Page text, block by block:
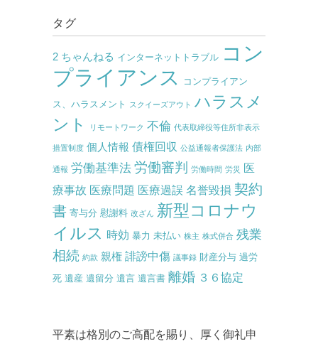
タグ
2 ちゃんねる インターネットトラブル コン
プライアンス
コンプライアン
ス、ハラスメント スクイーズアウト ハラスメ
ント
リモートワーク 不倫 代表取締役等住所非表示
措置制度 個人情報 債権回収 公益通報者保護法 内部
通報 労働基準法 労働審判 労働時間 労災
医
療事故 医療問題 医療過誤 名誉毀損 契約
書 寄与分 慰謝料 改ざん 新型コロナウ
イルス 時効 暴力 未払い 株主 株式併合 残業
相続 約款 親権 誹謗中傷 議事録 財産分与 過労
死 遺産 遺留分 遺言 遺言書 離婚 ３６協定
平素は格別のご高配を賜り、厚く御礼申